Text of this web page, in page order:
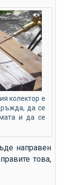
колектор е
да се
и да се
направен
това,